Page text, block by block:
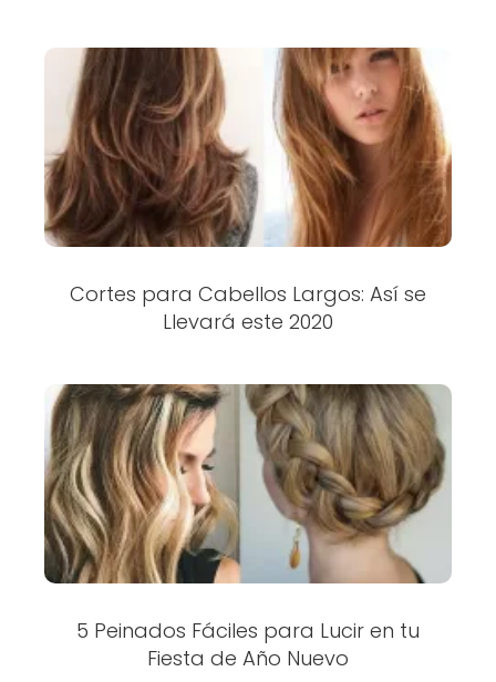
Cortes para Cabellos Largos: Así se
Llevará este 2020
5 Peinados Fáciles para Lucir en tu
Fiesta de Año Nuevo